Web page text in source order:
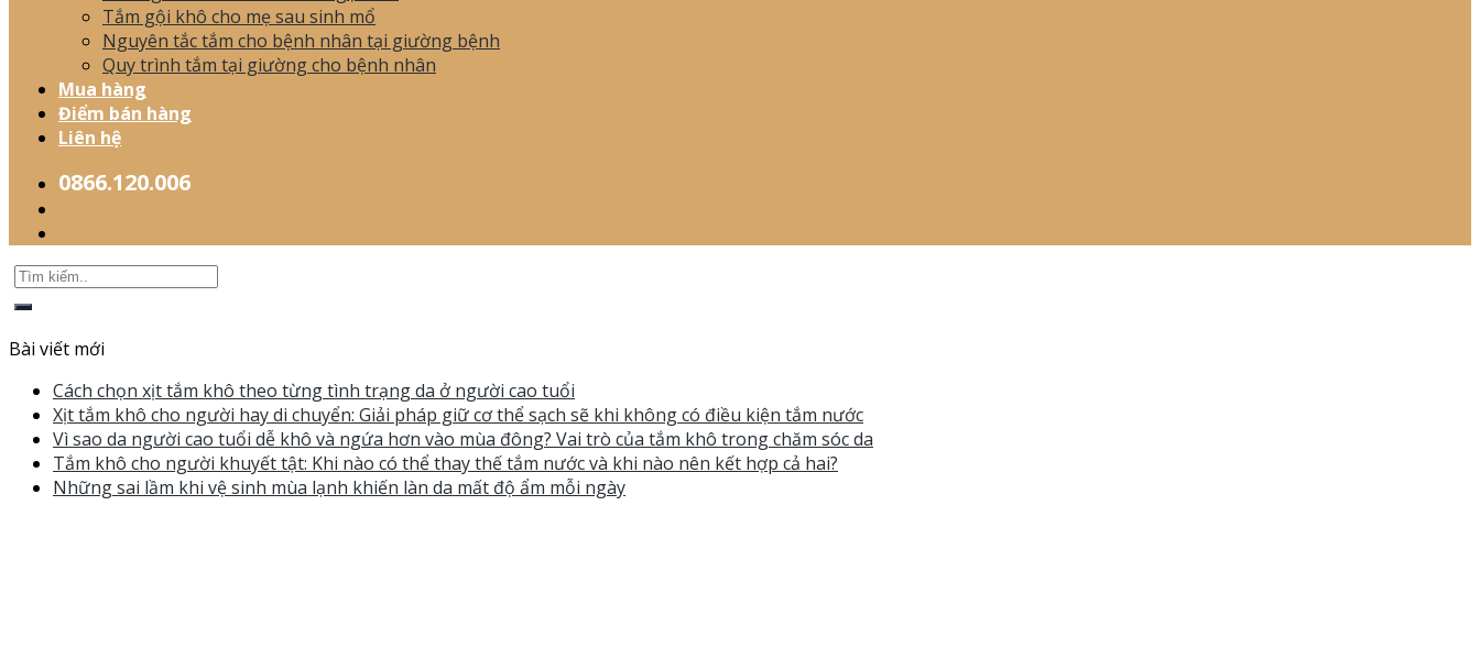
Tắm gội khô cho mẹ sau sinh mổ
Nguyên tắc tắm cho bệnh nhân tại giường bệnh
Quy trình tắm tại giường cho bệnh nhân
Mua hàng
Điểm bán hàng
Liên hệ
0866.120.006
Bài viết mới
Cách chọn xịt tắm khô theo từng tình trạng da ở người cao tuổi
Xịt tắm khô cho người hay di chuyển: Giải pháp giữ cơ thể sạch sẽ khi không có điều kiện tắm nước
Vì sao da người cao tuổi dễ khô và ngứa hơn vào mùa đông? Vai trò của tắm khô trong chăm sóc da
Tắm khô cho người khuyết tật: Khi nào có thể thay thế tắm nước và khi nào nên kết hợp cả hai?
Những sai lầm khi vệ sinh mùa lạnh khiến làn da mất độ ẩm mỗi ngày